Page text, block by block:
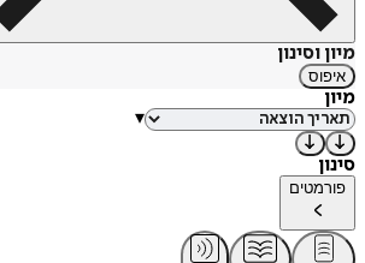
מיון וסינון
איפוס
מיון
▾
סינון
פורמטים